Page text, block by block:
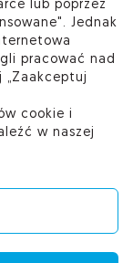
lub poprzez
Jednak
pracować nad
„Zaakceptuj
cookie i
w naszej